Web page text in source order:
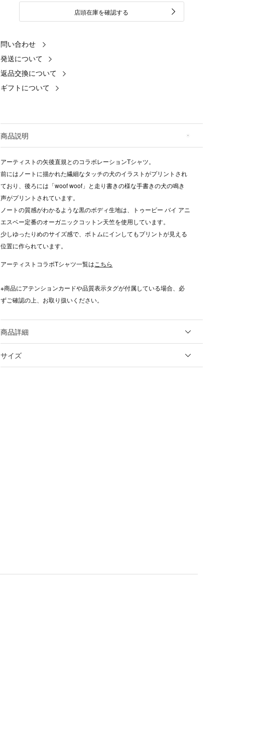
店頭在庫を確認する
問い合わせ
発送について
返品交換について
ギフトについて
商品説明
アーティストの矢後直規とのコラボレーションTシャツ。
前にはノートに描かれた繊細なタッチの犬のイラストがプリントされ
ており、後ろには「woof woof」と走り書きの様な手書きの犬の鳴き
声がプリントされています。
ノートの質感がわかるような黒のボディ生地は、トゥービー バイ アニ
エスベー定番のオーガニックコットン天竺を使用しています。
少しゆったりめのサイズ感で、ボトムにインしてもプリントが見える
位置に作られています。
アーティストコラボTシャツ一覧は こちら
※商品にアテンションカードや品質表示タグが付属している場合、必
ずご確認の上、お取り扱いください。
商品詳細
サイズ